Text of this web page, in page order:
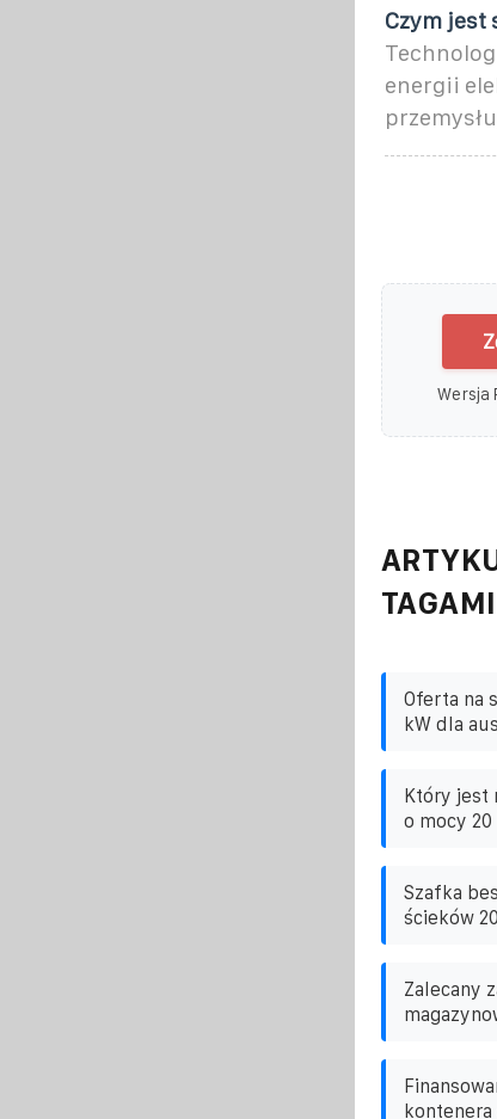
Czym jest
energii
Wersja
TAGAMI
Oferta na
kW dla
Który jest
o mocy
Szafka
ścieków
Zalecany